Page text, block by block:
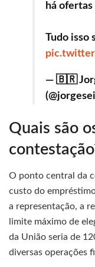
há
Tudo isso
— 🇧🇷
Quais são
O ponto central da
custo do
a representação, a
limite máximo de
da União seria de
diversas operações